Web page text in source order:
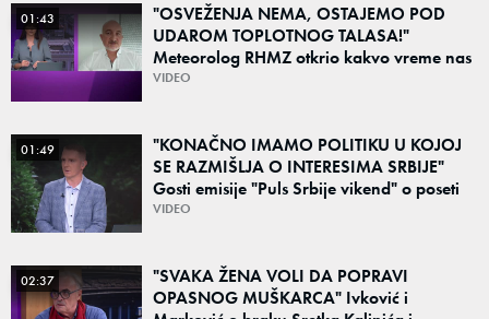
01:43
"OSVEŽENJA NEMA, OSTAJEMO POD
UDAROM TOPLOTNOG TALASA!"
Meteorolog RHMZ otkrio kakvo vreme nas
čeka do kraja avgusta
VIDEO
01:49
"KONAČNO IMAMO POLITIKU U KOJOJ
SE RAZMIŠLJA O INTERESIMA SRBIJE"
Gosti emisije "Puls Srbije vikend" o poseti
Zelenskog Beogradu: "Otvaraju se nova
VIDEO
02:37
"SVAKA ŽENA VOLI DA POPRAVI
OPASNOG MUŠKARCA" Ivković i